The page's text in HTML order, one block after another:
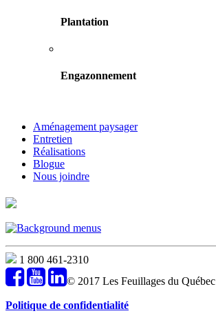
Plantation
Engazonnement
Aménagement paysager
Entretien
Réalisations
Blogue
Nous joindre
1 800 461-2310
© 2017 Les Feuillages du Québec
Politique de confidentialité